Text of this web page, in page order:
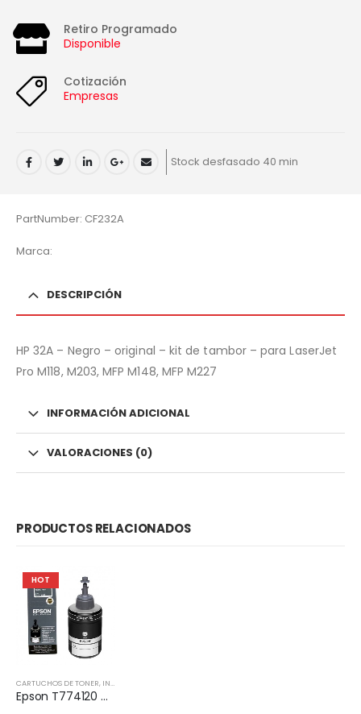
Retiro Programado
Disponible
Cotización
Empresas
Stock desfasado 40 min
PartNumber: CF232A
Marca:
DESCRIPCIÓN
HP 32A – Negro – original – kit de tambor – para LaserJet
Pro M118, M203, MFP M148, MFP M227
INFORMACIÓN ADICIONAL
VALORACIONES (0)
PRODUCTOS RELACIONADOS
HOT
CARTUCHOS DE TONER, INSUMOS IMPRESORAS
Epson T774120 cartucho de tinta 1 pieza(s) Original Negro